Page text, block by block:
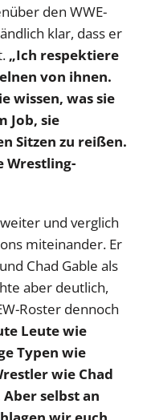
den WWE-
klar, dass er
„Ich respektiere
von ihnen.
wissen, was sie
Job, sie
Sitzen zu reißen.
Wrestling-
und verglich
miteinander. Er
Chad Gable als
aber deutlich,
Roster dennoch
Leute wie
Typen wie
wie Chad
selbst an